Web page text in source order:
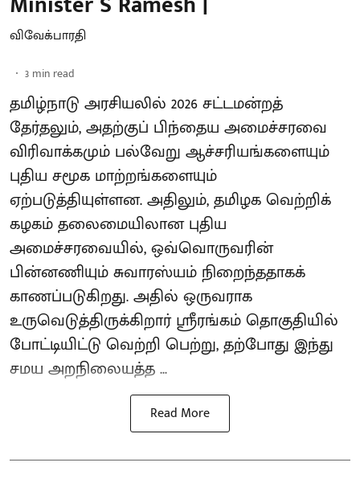
விவேக்பாரதி
3 min read
தமிழ்நாடு அரசியலில் 2026 சட்டமன்றத்
தேர்தலும், அதற்குப் பிந்தைய அமைச்சரவை
விரிவாக்கமும் பல்வேறு ஆச்சரியங்களையும்
புதிய சமூக மாற்றங்களையும்
ஏற்படுத்தியுள்ளன. அதிலும், தமிழக வெற்றிக்
கழகம் தலைமையிலான புதிய
அமைச்சரவையில், ஒவ்வொருவரின்
பின்னணியும் சுவாரஸ்யம் நிறைந்ததாகக்
காணப்படுகிறது. அதில் ஒருவராக
உருவெடுத்திருக்கிறார் ஸ்ரீரங்கம் தொகுதியில்
போட்டியிட்டு வெற்றி பெற்று, தற்போது இந்து
சமய அறநிலையத்த ...
Read More